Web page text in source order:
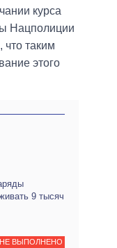
курса
Нацполиции
таким
этого
9 тысяч
НЕ ВЫПОЛНЕНО